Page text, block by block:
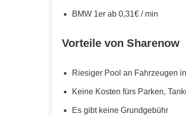
BMW 1er ab 0,31€ / min
Vorteile von Sharenow
Riesiger Pool an Fahrzeugen
Keine Kosten fürs Parken,
Es gibt keine Grundgebühr